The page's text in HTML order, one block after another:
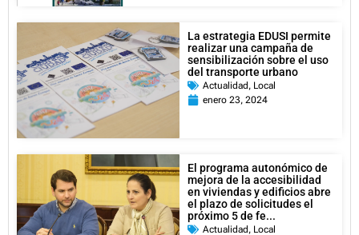
La estrategia EDUSI permite
realizar una campaña de
sensibilización sobre el uso
del transporte urbano
Actualidad , Local
enero 23, 2024
El programa autonómico de
mejora de la accesibilidad
en viviendas y edificios abre
el plazo de solicitudes el
próximo 5 de fe...
Actualidad , Local